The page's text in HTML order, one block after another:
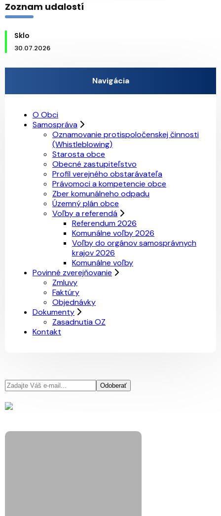
Zoznam udalostí
Sklo
30.07.2026
Navigácia
O Obci
Samospráva
Oznamovanie protispoločenskej činnosti
(Whistleblowing)
Starosta obce
Obecné zastupiteľstvo
Profil verejného obstarávateľa
Právomoci a kompetencie obce
Zber komunálneho odpadu
Územný plán obce
Voľby a referendá
Referendum 2026
Komunálne voľby 2026
Voľby do orgánov samosprávnych
krajov 2026
Komunálne voľby
Povinné zverejňovanie
Zmluvy
Faktúry
Objednávky
Dokumenty
Zasadnutia OZ
Kontakt
Odoberať